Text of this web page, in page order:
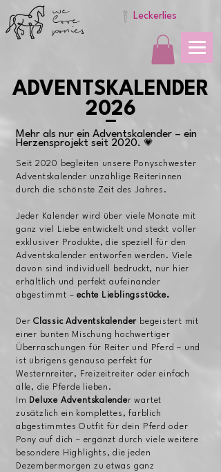
Leckerlies
we
love
ponies
ADVENTSKALENDER
2026
Mehr als nur ein Adventskalender – ein
Herzensprojekt seit 2020. 💗
Seit 2020 begleiten unsere Ponyschwester
Adventskalender unzählige Reiterinnen
durch die schönste Zeit des Jahres.
Jeder Kalender wird über viele Monate mit
ganz viel Liebe entwickelt und steckt voller
exklusiver Produkte, die speziell für den
Adventskalender entworfen werden. Viele
davon sind individuell bedruckt, nur hier
erhältlich und perfekt aufeinander
abgestimmt – echte Lieblingsstücke.
DerClassic Adventskalender begeistert mit
einer bunten Mischung hochwertiger
Überraschungen für Reiter und Pferd – und
ist übrigens genauso perfekt für
Westernreiter, Freizeitreiter oder einfach
alle, die Pferde lieben.
Im Deluxe Adventskalender wartet
zusätzlich ein komplettes, farblich
abgestimmtes Outfit für dein Pferd oder
Pony auf dich – ergänzt durch viele weitere
besondere Highlights, die jeden
Dezembermorgen zu etwas ganz